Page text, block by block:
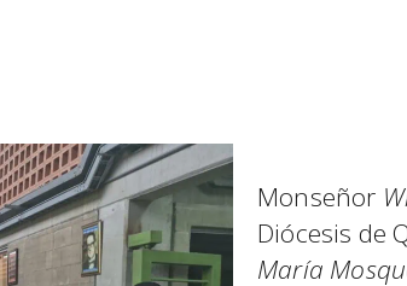
Monseñor
Diócesis de
María